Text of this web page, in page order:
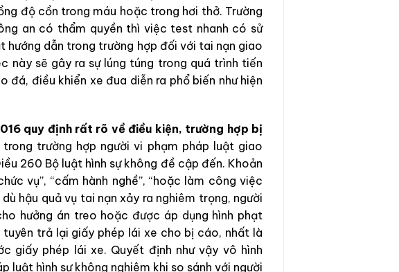
độ cồn trong máu hoặc trong hơi thở. Trường
an có thẩm quyền thì việc test nhanh có sử
hướng dẫn trong trường hợp đối với tai nạn giao
này sẽ gây ra sự lúng túng trong quá trình tiến
đá, điều khiển xe đua diễn ra phổ biến như hiện
quy định rất rõ về điều kiện, trường hợp bị
trong trường hợp người vi phạm pháp luật giao
260 Bộ luật hình sự không đề cập đến. Khoản
vụ”, “cấm hành nghề”, “hoặc làm công việc
hậu quả vụ tai nạn xảy ra nghiêm trọng, người
hưởng án treo hoặc được áp dụng hình phạt
trả lại giấy phép lái xe cho bị cáo, nhất là
giấy phép lái xe. Quyết định như vậy vô hình
luật hình sự không nghiêm khi so sánh với người